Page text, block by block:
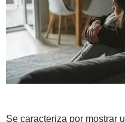
Se caracteriza por mostrar